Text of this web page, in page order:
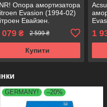
Опора амортизатора
Evasion (1994-02)
Евайзен.
Ліва. SM1916 ,
, KB659.16 ,
079₴ 2 599 ₴
Купити
1
GERMANY! –20%